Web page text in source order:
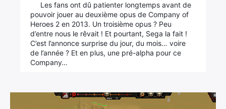
Les fans ont dû patienter longtemps avant de
pouvoir jouer au deuxième opus de Company of
Heroes 2 en 2013. Un troisième opus ? Peu
d’entre nous le rêvait ! Et pourtant, Sega la fait !
C’est l’annonce surprise du jour, du mois… voire
de l’année ? Et en plus, une pré-alpha pour ce
Company…